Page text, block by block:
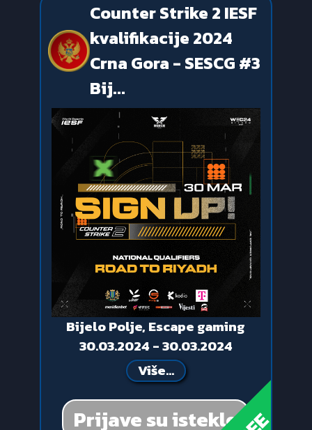
Counter Strike 2 IESF
kvalifikacije 2024
Crna Gora - SESCG #3
Bij...
Bijelo Polje, Escape gaming
30.03.2024 - 30.03.2024
Više...
Prijave su istekle